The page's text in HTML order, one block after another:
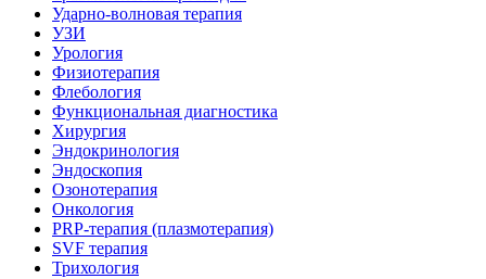
Ударно-волновая терапия
УЗИ
Урология
Физиотерапия
Флебология
Функциональная диагностика
Хирургия
Эндокринология
Эндоскопия
Озонотерапия
Онкология
PRP-терапия (плазмотерапия)
SVF терапия
Трихология